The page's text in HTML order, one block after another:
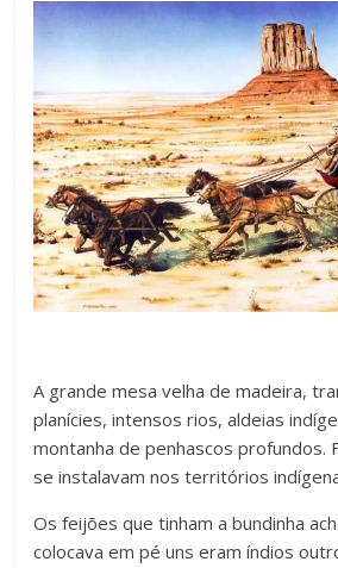
A grande mesa velha de madeira,
planícies, intensos rios, aldeias
montanha de penhascos profundos.
se instalavam nos territórios
Os feijões que tinham a bundinha
colocava em pé uns eram índios